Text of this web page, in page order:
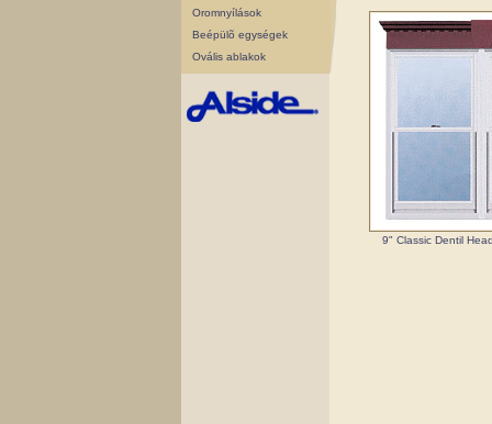
Oromnyílások
Beépülõ egységek
Ovális ablakok
9" Classic Dentil